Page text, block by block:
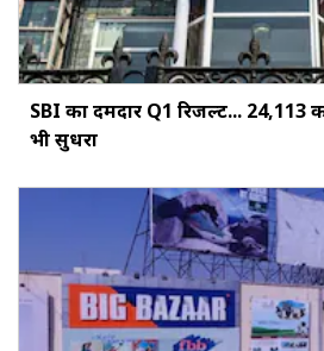
SBI का दमदार Q1 रिजल्ट... ₹24,113
भी सुधरा